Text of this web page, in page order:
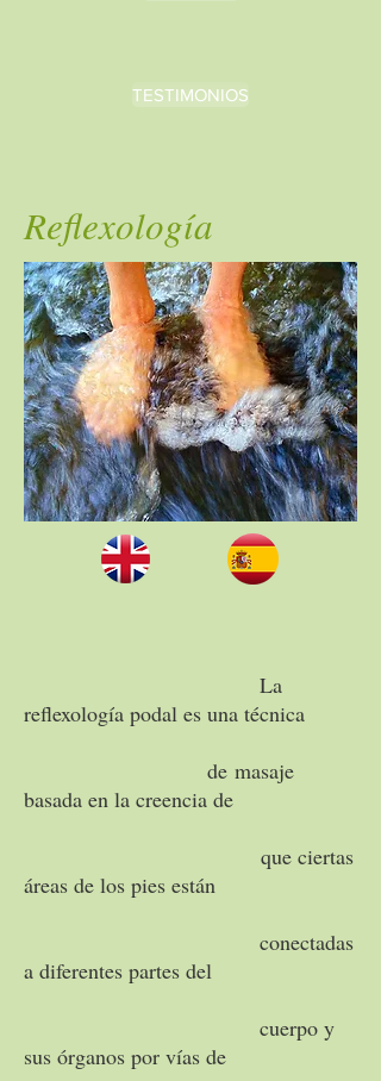
Reflexología
La
reflexología podal es una técnica
de masaje
basada en la creencia de
que ciertas
áreas de los pies están
conectadas
a diferentes partes del
cuerpo y
sus órganos por vías de
TESTIMONIOS